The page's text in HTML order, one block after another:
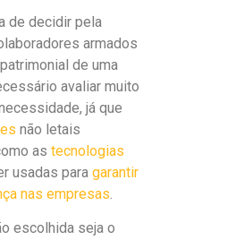
de decidir pela
armados
de uma
avaliar muito
já que
não letais
as tecnologias
usadas para garantir
nas empresas.
escolhida seja o